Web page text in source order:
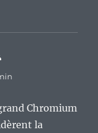
Chromium
la